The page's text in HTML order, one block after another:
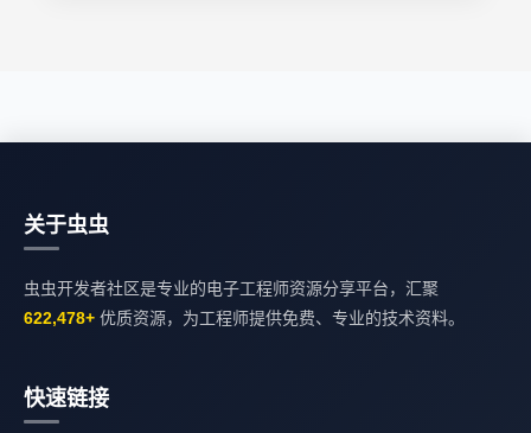
关于虫虫
虫虫开发者社区是专业的电子工程师资源分享平台，汇聚
622,478+ 优质资源，为工程师提供免费、专业的技术资料。
快速链接